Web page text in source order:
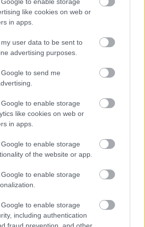
like cookies on web or
in apps.
user data to be sent to
advertising purposes.
to send me
to enable storage
like cookies on web or
in apps.
to enable storage
of the website or app.
to enable storage
to enable storage
including authentication
átrendeződése nélkül
fordulatát a Red Bull
úgy döntött, feladja semleges
a Ferrari és az Audi alkotta